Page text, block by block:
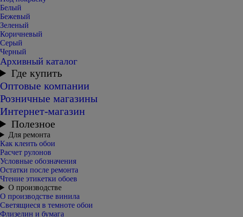
Белый
Бежевый
Зеленый
Коричневый
Серый
Черный
Архивный каталог
Где купить
Оптовые компании
Розничные магазины
Интернет-магазин
Полезное
Для ремонта
Как клеить обои
Расчет рулонов
Условные обозначения
Остатки после ремонта
Чтение этикетки обоев
О производстве
О производстве винила
Светящиеся в темноте обои
Флизелин и бумага